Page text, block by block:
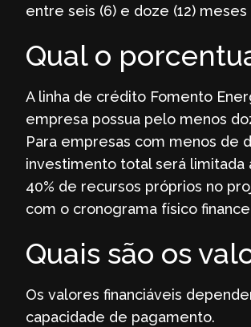
entre seis (6) e doze (12)
Qual o
A linha de crédito Fomento
empresa possua pelo menos
Para empresas com menos de
investimento total será limitada
40% de recursos próprios no
com o cronograma físico
Quais são os
Os valores financiáveis
capacidade de pagamento.